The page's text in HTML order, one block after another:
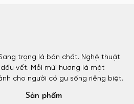
trọng là bản chất. Nghệ thuật
vết. Mỗi mùi hương là một
cho người có gu sống riêng biệt.
Sản phẩm